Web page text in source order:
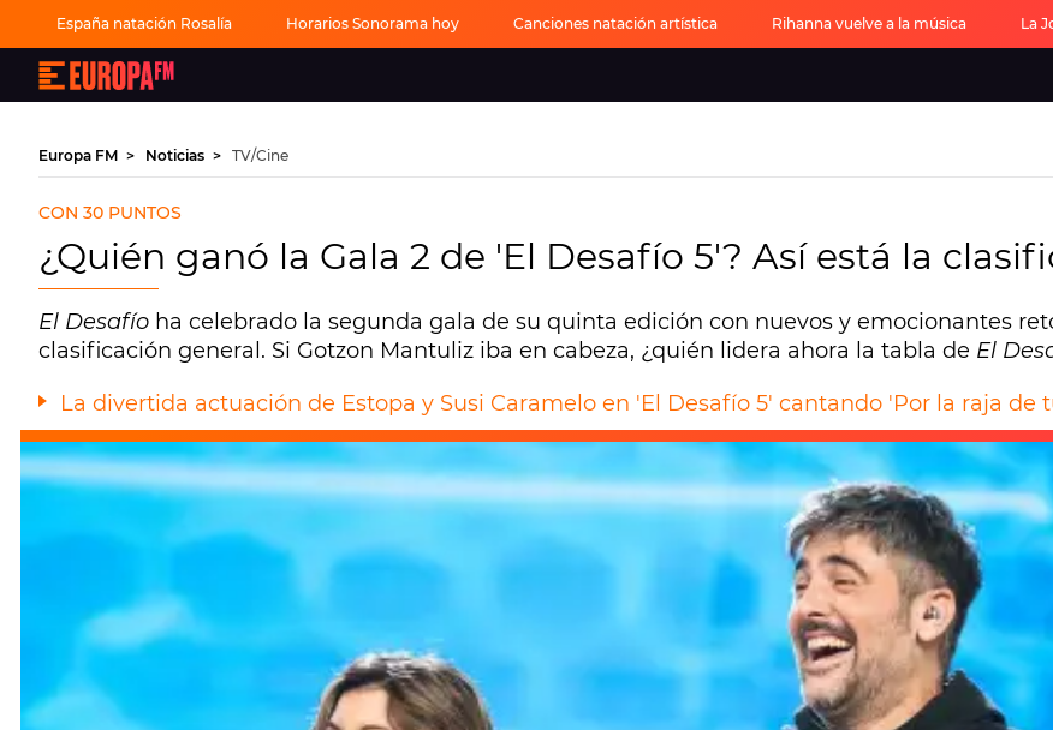
España natación Rosalía Horarios Sonorama hoy Canciones natación artística Rihanna vuelve a la música La
Europa
FM
-
mejor
música,
virales,
celebrities
y
estilo
de
vida
Europa
FM
Europa FM Noticias TV/Cine
CON 30 PUNTOS
¿Quién ganó la Gala 2 de 'El Desafío 5'? Así está la
El Desafío ha celebrado la segunda gala de su quinta edición con nuevos y emocionantes
clasificación general. Si Gotzon Mantuliz iba en cabeza, ¿quién lidera ahora la tabla de El
La divertida actuación de Estopa y Susi Caramelo en 'El Desafío 5' cantando 'Por la raja de